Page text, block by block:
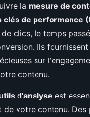
la mesure de
clés de performance
clics, le temps
Ils fournissent
sur
contenu.
d'analyse est
de votre contenu. Des